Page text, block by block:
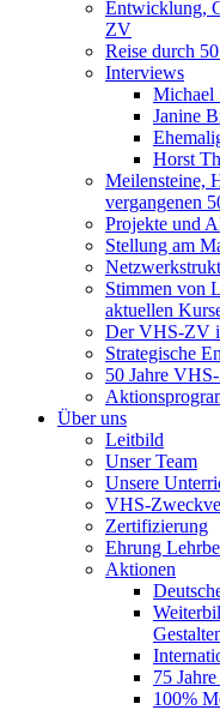
Entwicklung,
ZV
Reise durch
Interviews
Michael
Janine
Horst
Meilensteine,
vergangenen
Projekte und
Stellung am
Stimmen von
aktuellen
Der VHS-ZV
Strategische
50 Jahre
Über uns
Leitbild
Unser Team
Unsere
VHS-
Zertifizierung
Ehrung
Aktionen
75
100%